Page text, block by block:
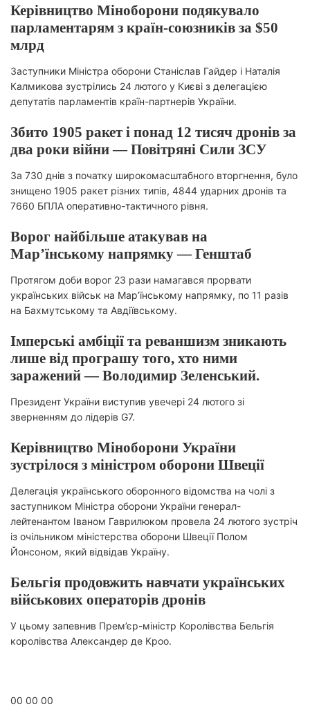
Керівництво Міноборони подякувало
парламентарям з країн-союзників за $50
млрд
Заступники Міністра оборони Станіслав Гайдер і Наталія
Калмикова зустрілись 24 лютого у Києві з делегацією
депутатів парламентів країн-партнерів України.
Збито 1905 ракет і понад 12 тисяч дронів за
два роки війни — Повітряні Сили ЗСУ
За 730 днів з початку широкомасштабного вторгнення, було
знищено 1905 ракет різних типів, 4844 ударних дронів та
7660 БПЛА оперативно-тактичного рівня.
Ворог найбільше атакував на
Мар’їнському напрямку — Генштаб
Протягом доби ворог 23 рази намагався прорвати
українських військ на Мар’їнському напрямку, по 11 разів
на Бахмутському та Авдіївському.
Імперські амбіції та реваншизм зникають
лише від програшу того, хто ними
заражений — Володимир Зеленський.
Президент України виступив увечері 24 лютого зі
зверненням до лідерів G7.
Керівництво Міноборони України
зустрілося з міністром оборони Швеції
Делегація українського оборонного відомства на чолі з
заступником Міністра оборони України генерал-
лейтенантом Іваном Гаврилюком провела 24 лютого зустріч
із очільником міністерства оборони Швеції Полом
Йонсоном, який відвідав Україну.
Бельгія продовжить навчати українських
військових операторів дронів
У цьому запевнив Прем’єр-міністр Королівства Бельгія
королівства Александер де Кроо.
00 00 00